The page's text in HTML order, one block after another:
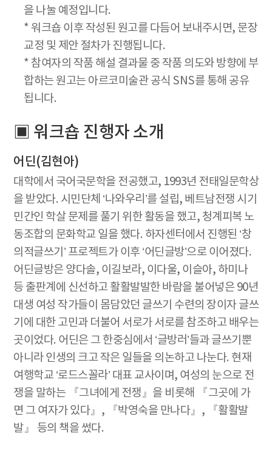
을 나눌 예정입니다.
* 워크숍 이후 작성된 원고를 다듬어 보내주시면, 문장
교정 및 제안 절차가 진행됩니다.
* 참여자의 작품 해설 결과물 중 작품 의도와 방향에 부
합하는 원고는 아르코미술관 공식 SNS를 통해 공유
됩니다.
▣ 워크숍 진행자 소개
어딘(김현아)
대학에서 국어국문학을 전공했고, 1993년 전태일문학상
을 받았다. 시민단체 ‘나와우리’를 설립, 베트남전쟁 시기
민간인 학살 문제를 풀기 위한 활동을 했고, 청계피복 노
동조합의 문화학교 일을 했다. 하자센터에서 진행된 ‘창
의적글쓰기’ 프로젝트가 이후 ‘어딘글방’으로 이어졌다.
어딘글방은 양다솔, 이길보라, 이다울, 이슬아, 하미나
등 출판계에 신선하고 활활발발한 바람을 불어넣은 90년
대생 여성 작가들이 몸담았던 글쓰기 수련의 장이자 글쓰
기에 대한 고민과 더불어 서로가 서로를 참조하고 배우는
곳이었다. 어딘은 그 한중심에서 ‘글방러’들과 글쓰기뿐
아니라 인생의 크고 작은 일들을 의논하고 나눈다. 현재
여행학교 ‘로드스꼴라’ 대표 교사이며, 여성의 눈으로 전
쟁을 말하는 『그녀에게 전쟁』을 비롯해 『그곳에 가
면 그 여자가 있다』, 『박영숙을 만나다』, 『활활발
발』 등의 책을 썼다.